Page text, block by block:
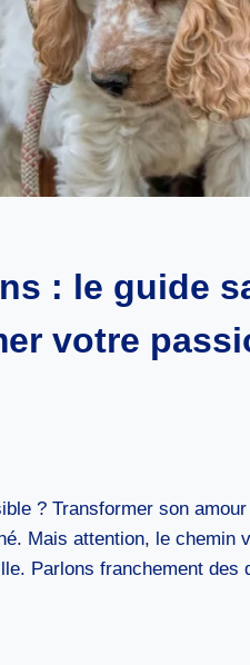
: le guide
votre
? Transformer son
Mais attention, le chemin
Parlons franchement des